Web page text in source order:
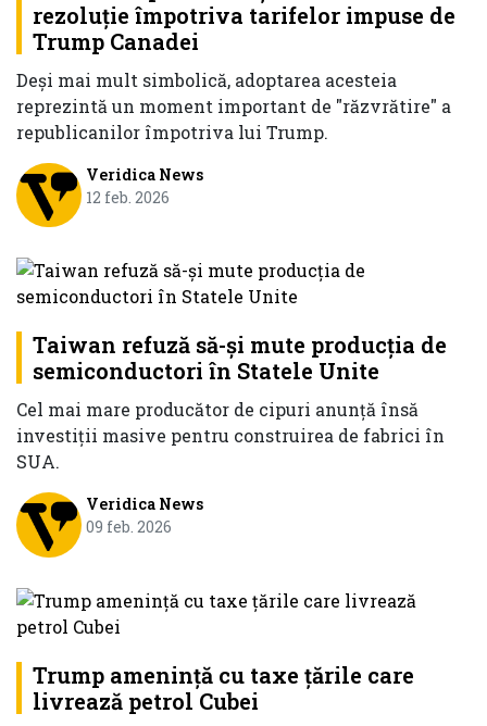
rezoluţie împotriva tarifelor impuse de
Trump Canadei
Deşi mai mult simbolică, adoptarea acesteia
reprezintă un moment important de "răzvrătire" a
republicanilor împotriva lui Trump.
Veridica News
12 feb. 2026
Taiwan refuză să-şi mute producţia de
semiconductori în Statele Unite
Cel mai mare producător de cipuri anunţă însă
investiţii masive pentru construirea de fabrici în
SUA.
Veridica News
09 feb. 2026
Trump ameninţă cu taxe ţările care
livrează petrol Cubei